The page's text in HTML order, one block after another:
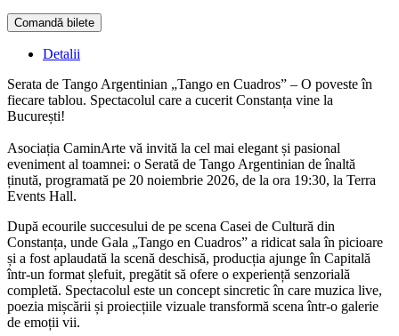
Comandă bilete
Detalii
Serata de Tango Argentinian „Tango en Cuadros” – O poveste în
fiecare tablou. Spectacolul care a cucerit Constanța vine la
București!
Asociația CaminArte vă invită la cel mai elegant și pasional
eveniment al toamnei: o Serată de Tango Argentinian de înaltă
ținută, programată pe 20 noiembrie 2026, de la ora 19:30, la Terra
Events Hall.
După ecourile succesului de pe scena Casei de Cultură din
Constanța, unde Gala „Tango en Cuadros” a ridicat sala în picioare
și a fost aplaudată la scenă deschisă, producția ajunge în Capitală
într-un format șlefuit, pregătit să ofere o experiență senzorială
completă. Spectacolul este un concept sincretic în care muzica live,
poezia mișcării și proiecțiile vizuale transformă scena într-o galerie
de emoții vii.